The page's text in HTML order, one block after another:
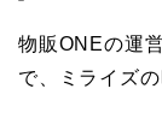
物販ONEの運
で、ミライズ